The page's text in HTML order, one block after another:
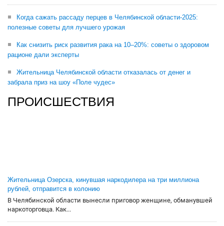
Когда сажать рассаду перцев в Челябинской области-2025:
полезные советы для лучшего урожая
Как снизить риск развития рака на 10–20%: советы о здоровом
рационе дали эксперты
Жительница Челябинской области отказалась от денег и
забрала приз на шоу «Поле чудес»
ПРОИСШЕСТВИЯ
Жительница Озерска, кинувшая наркодилера на три миллиона
рублей, отправится в колонию
В Челябинской области вынесли приговор женщине, обманувшей
наркоторговца. Как...